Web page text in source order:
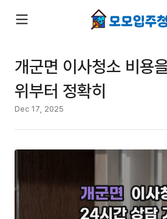
개군면 이사청소 비용
위부터 정확히
Dec 17, 2025